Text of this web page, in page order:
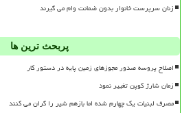
زنان سرپرست خانوار بدون ضمانت وام می گیرند
پربحث ترین ها
اصلاح پروسه صدور مجوزهای زمین پایه در دستور کار
زمان شارژ کوپن تغییر نمود
مصرف لبنیات یک چهارم شده اما بازهم شیر را گران می کنند